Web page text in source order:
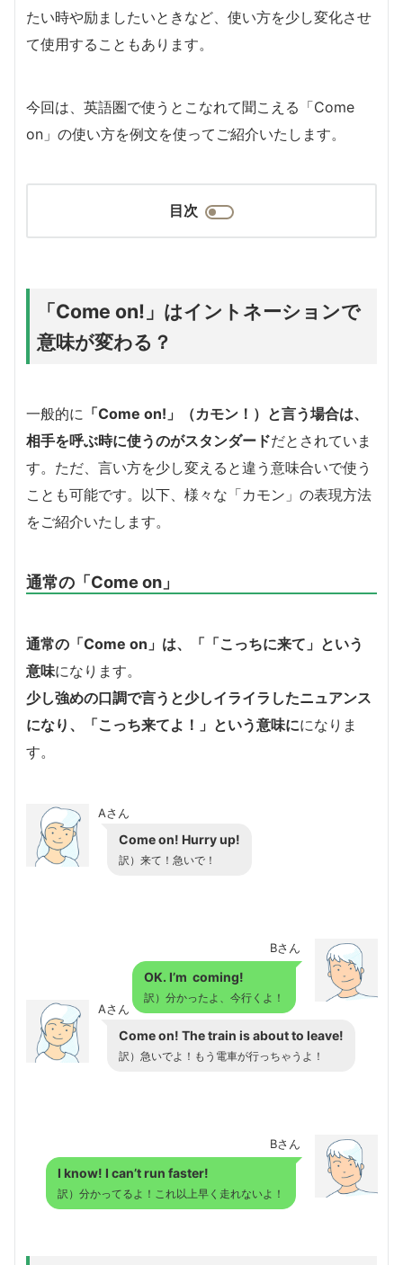
たい時や励ましたいときなど、使い方を少し変化させ
て使用することもあります。
今回は、英語圏で使うとこなれて聞こえる「Come
on」の使い方を例文を使ってご紹介いたします。
目次
「Come on!」はイントネーションで
意味が変わる？
一般的に 「Come on!」（カモン！）と言う場合は、
相手を呼ぶ時に使うのがスタンダードだとされていま
す。ただ、言い方を少し変えると違う意味合いで使う
ことも可能です。以下、様々な「カモン」の表現方法
をご紹介いたします。
通常の「Come on」
通常の「Come on」は、「「こっちに来て」という
意味になります。
少し強めの口調で言うと少しイライラしたニュアンス
になり、「こっち来てよ！」という意味にになりま
す。
Aさん
Come on! Hurry up!
訳）来て！急いで！
Bさん
OK. I’m coming!
訳）分かったよ、今行くよ！
Aさん
Come on! The train is about to leave!
訳）急いでよ！もう電車が行っちゃうよ！
Bさん
I know! I can’t run faster!
訳）分かってるよ！これ以上早く走れないよ！